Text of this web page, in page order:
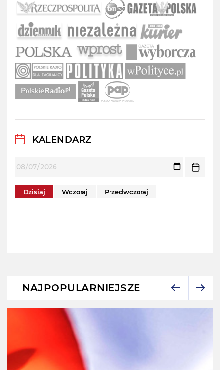
KALENDARZ
Dzisiaj Wczoraj Przedwczoraj
NAJPOPULARNIEJSZE